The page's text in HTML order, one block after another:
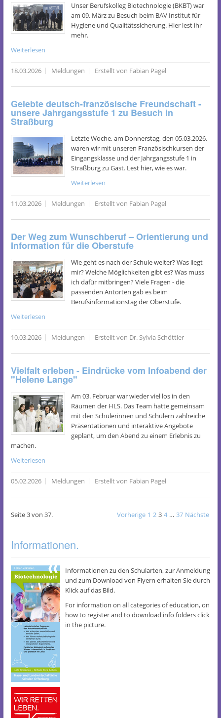
Unser Berufskolleg Biotechnologie (BKBT) war
am 09. März zu Besuch beim BAV Institut für
Hygiene und Qualitätssicherung. Hier lest ihr
mehr.
Weiterlesen
18.03.2026 Meldungen Erstellt von Fabian Pagel
Gelebte deutsch-französische Freundschaft -
unsere Jahrgangsstufe 1 zu Besuch in
Straßburg
Letzte Woche, am Donnerstag, den 05.03.2026,
waren wir mit unseren Französischkursen der
Eingangsklasse und der Jahrgangsstufe 1 in
Straßburg zu Gast. Lest hier, wie es war.
Weiterlesen
11.03.2026 Meldungen Erstellt von Fabian Pagel
Der Weg zum Wunschberuf – Orientierung und
Information für die Oberstufe
Wie geht es nach der Schule weiter? Was liegt
mir? Welche Möglichkeiten gibt es? Was muss
ich dafür mitbringen? Viele Fragen - die
passenden Antorten gab es beim
Berufsinformationstag der Oberstufe.
Weiterlesen
10.03.2026 Meldungen Erstellt von Dr. Sylvia Schöttler
Vielfalt erleben - Eindrücke vom Infoabend der
"Helene Lange"
Am 03. Februar war wieder viel los in den
Räumen der HLS. Das Team hatte gemeinsam
mit den Schülerinnen und Schülern zahlreiche
Präsentationen und interaktive Angebote
geplant, um den Abend zu einem Erlebnis zu
machen.
Weiterlesen
05.02.2026 Meldungen Erstellt von Fabian Pagel
Seite 3 von 37. Vorherige 1 2 3 4 … 37 Nächste
Informationen.
Informationen zu den Schularten, zur Anmeldung
und zum Download von Flyern erhalten Sie durch
Klick auf das Bild.
For information on all categories of education, on
how to register and to download info folders click
in the picture.